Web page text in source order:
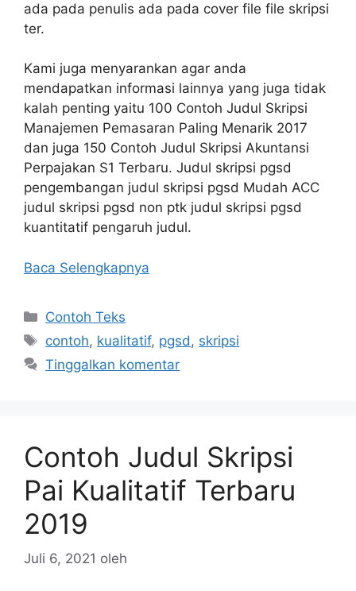
ada pada penulis ada pada cover file file skripsi
ter.
Kami juga menyarankan agar anda
mendapatkan informasi lainnya yang juga tidak
kalah penting yaitu 100 Contoh Judul Skripsi
Manajemen Pemasaran Paling Menarik 2017
dan juga 150 Contoh Judul Skripsi Akuntansi
Perpajakan S1 Terbaru. Judul skripsi pgsd
pengembangan judul skripsi pgsd Mudah ACC
judul skripsi pgsd non ptk judul skripsi pgsd
kuantitatif pengaruh judul.
Baca Selengkapnya
Kategori
Contoh Teks
Tag
contoh, kualitatif, pgsd , skripsi
Tinggalkan komentar
Contoh Judul Skripsi
Pai Kualitatif Terbaru
2019
Juli 6, 2021 oleh